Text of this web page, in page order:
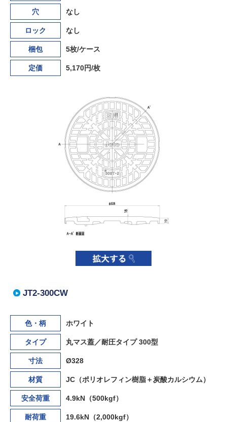
穴 なし
ロック なし
梱包 5枚/ケース
定価 5,170円/枚
JT2-300CW
色・柄 ホワイト
タイプ 丸マス蓋／耐圧タイプ 300型
寸法 Ø328
材質 JC（ポリオレフィン樹脂＋炭酸カルシウム）
安全荷重 4.9kN（500kgf）
耐荷重 19.6kN（2,000kgf）